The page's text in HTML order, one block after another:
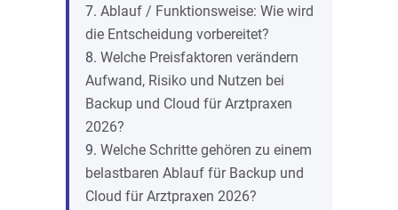
Ablauf / Funktionsweise: Wie wird
die Entscheidung vorbereitet?
Welche Preisfaktoren verändern
Aufwand, Risiko und Nutzen bei
Backup und Cloud für Arztpraxen
2026?
Welche Schritte gehören zu einem
belastbaren Ablauf für Backup und
Cloud für Arztpraxen 2026?